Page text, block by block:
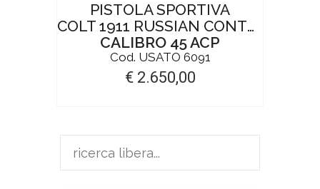
PISTOLA SPORTIVA
COLT 1911 RUSSIAN CONTRACT
CALIBRO 45 ACP
Cod. USATO 6091
€ 2.650,00